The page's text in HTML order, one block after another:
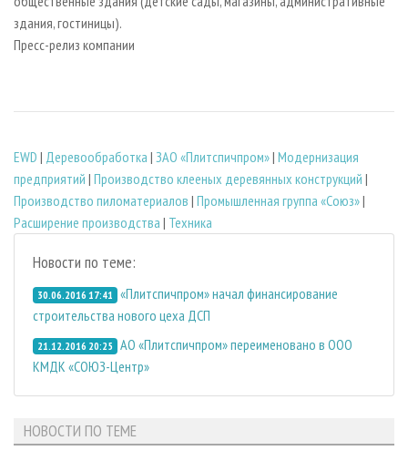
здания, гостиницы).
Пресс-релиз компании
EWD | Деревообработка | ЗАО «Плитспичпром»| Модернизация
предприятий | Производство клееных деревянных конструкций |
Производство пиломатериалов | Промышленная группа «Союз»|
Расширение производства | Техника
Новости по теме:
30.06.2016 17:41 «Плитспичпром» начал финансирование
строительства нового цеха ДСП
21.12.2016 20:25 АО «Плитспичпром» переименовано в ООО
КМДК «СОЮЗ-Центр»
НОВОСТИ ПО ТЕМЕ